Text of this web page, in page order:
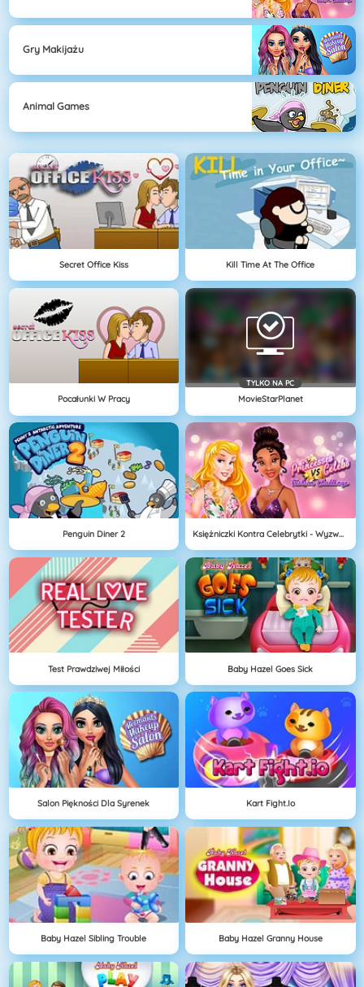
Gry Makijażu
Animal Games
Secret Office Kiss Kill Time At The Office
Pocałunki W Pracy
TYLKO NA PC
MovieStarPlanet
Penguin Diner 2 Księżniczki Kontra Celebrytki - Wyzwanie Mody
Test Prawdziwej Miłości Baby Hazel Goes Sick
Salon Piękności Dla Syrenek Kart Fight.io
Baby Hazel Sibling Trouble Baby Hazel Granny House